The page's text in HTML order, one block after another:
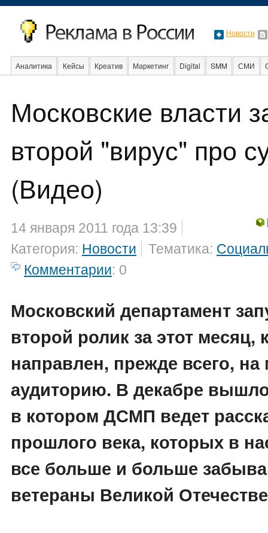
Новости
Аналитика Кейсы Креатив Маркетинг Digital SMM СМИ
Московские власти
второй "вирус" про
(Видео)
14 января 2011 года 13:39
Категория: Новости Тематика:
Комментарии: 0
Московский департамент
второй ролик за этот месяц,
направлен, прежде всего,
аудиторию. В декабре
в котором ДСМП ведет
прошлого века, которых в
все больше и больше
ветераны Великой